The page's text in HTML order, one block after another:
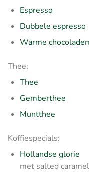
Espresso
Dubbele espresso
Warme
Thee:
Thee
Gemberthee
Muntthee
Koffiespecials:
Hollandse glorie
met salted